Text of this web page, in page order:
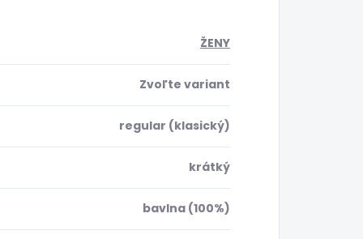
ŽENY
Zvoľte variant
regular (klasický)
krátký
bavlna (100%)